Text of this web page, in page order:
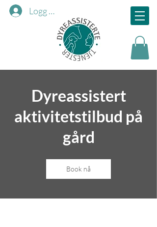
Logg inn
Dyreassistert
aktivitetstilbud på
gård
Book nå